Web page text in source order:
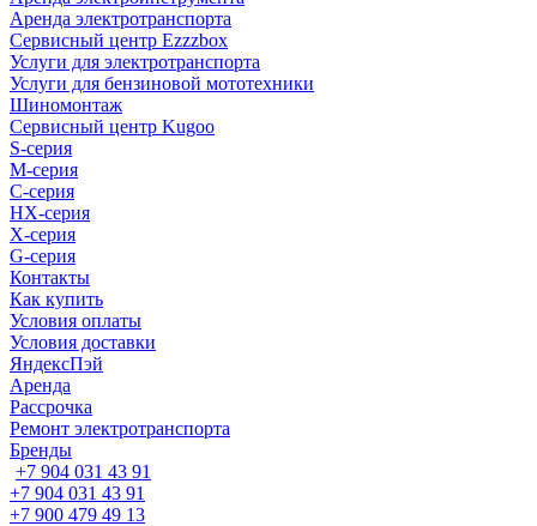
Аренда электротранспорта
Сервисный центр Ezzzbox
Услуги для электротранспорта
Услуги для бензиновой мототехники
Шиномонтаж
Сервисный центр Kugoo
S-cерия
M-серия
С-серия
HX-серия
X-серия
G-серия
Контакты
Как купить
Условия оплаты
Условия доставки
ЯндексПэй
Аренда
Рассрочка
Ремонт электротранспорта
Бренды
+7 904 031 43 91
+7 904 031 43 91
+7 900 479 49 13